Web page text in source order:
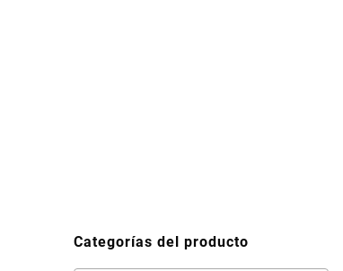
Categorías del producto